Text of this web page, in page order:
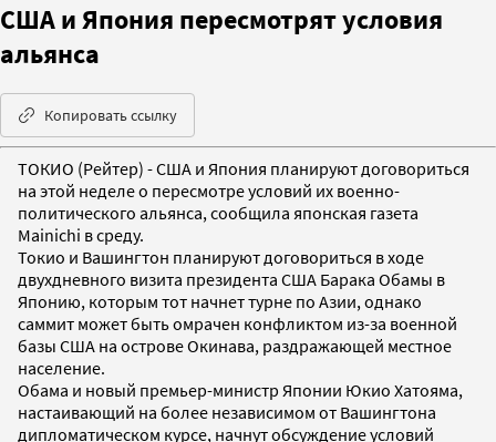
США и Япония пересмотрят условия
альянса
Копировать ссылку
ТОКИО (Рейтер) - США и Япония планируют договориться
на этой неделе о пересмотре условий их военно-
политического альянса, сообщила японская газета
Mainichi в среду.
Токио и Вашингтон планируют договориться в ходе
двухдневного визита президента США Барака Обамы в
Японию, которым тот начнет турне по Азии, однако
саммит может быть омрачен конфликтом из-за военной
базы США на острове Окинава, раздражающей местное
население.
Обама и новый премьер-министр Японии Юкио Хатояма,
настаивающий на более независимом от Вашингтона
дипломатическом курсе, начнут обсуждение условий